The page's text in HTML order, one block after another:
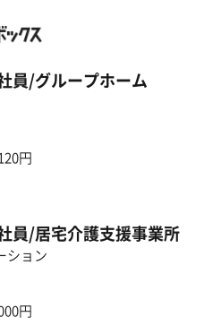
員/グループホーム
円
員/居宅介護支援事業所
ション
円